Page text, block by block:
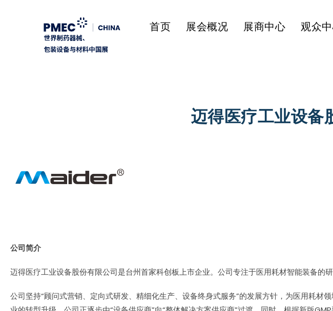
首页 展会概况 展商中心 观众
迈得医疗工业设备
公司简介
迈得医疗工业设备股份有限公司是台州首家科创板上市企业。公司专注于医用耗材智能装备的
公司坚持“顾问式营销、定向式研发、精细化生产、设备终身式服务”的发展方针，为医用耗材